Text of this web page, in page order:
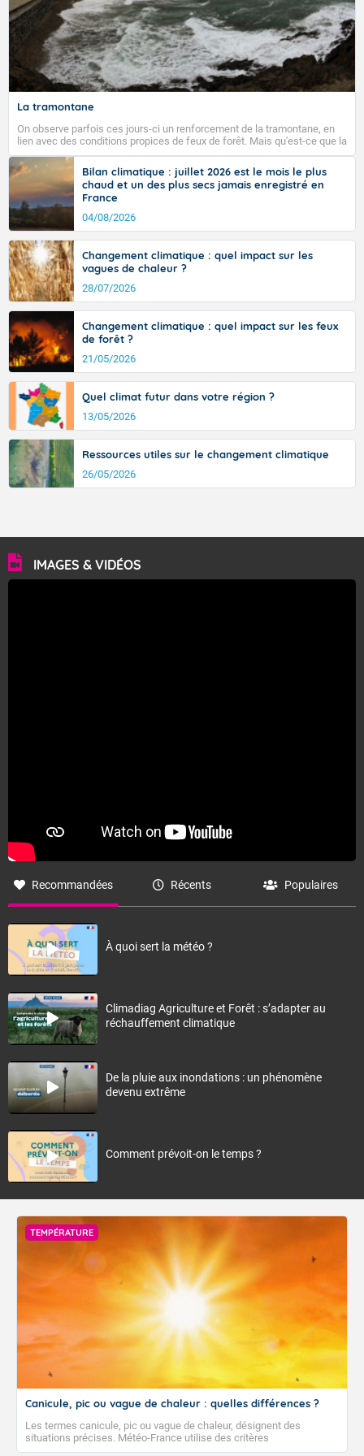
Fermer
La tramontane
On observe parfois ces jours-ci un renforcement de la tramontane, en
lien avec des conditions propices de feux de forêt. Mais qu'est-ce que la
tramontane ? Quelles sont ses caractéristiques ? La tramontane est un
vent turbulent soufflant de secteur nord-ouest à nord, ou ouest à nord-
ouest, dans un secteur qui part du Roussillon à la vallée de l’Aude et à
l’ouest de l’Hérault. L’étymologie de ce vent vient du latin trasmontanus,
signifiant au-delà des monts, en allusion aux régions montagneuses
d’où provient ce vent.
Bilan climatique : juillet 2026 est le mois le plus
chaud et un des plus secs jamais enregistré en
France
04/08/2026
Changement climatique : quel impact sur les
vagues de chaleur ?
28/07/2026
Changement climatique : quel impact sur les feux
de forêt ?
21/05/2026
Quel climat futur dans votre région ?
13/05/2026
Ressources utiles sur le changement climatique
26/05/2026
IMAGES & VIDÉOS
Recommandées Récents Populaires
À quoi sert la météo ?
Climadiag Agriculture et Forêt : s’adapter au
réchauffement climatique
De la pluie aux inondations : un phénomène
devenu extrême
Comment prévoit-on le temps ?
TEMPÉRATURE
Canicule, pic ou vague de chaleur : quelles différences ?
Les termes canicule, pic ou vague de chaleur, désignent des
situations précises. Météo-France utilise des critères
climatologiques pour évaluer et qualifier les épisodes de chaleur qui